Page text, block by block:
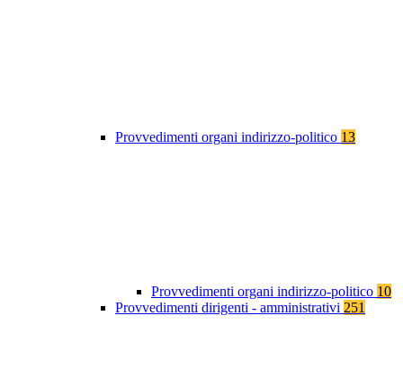
Provvedimenti organi indirizzo-politico 13
Provvedimenti organi indirizzo-politico 10
Provvedimenti dirigenti - amministrativi 251